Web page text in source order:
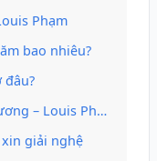
Phạm
bao nhiêu?
đâu?
– Louis Pham
giải nghệ